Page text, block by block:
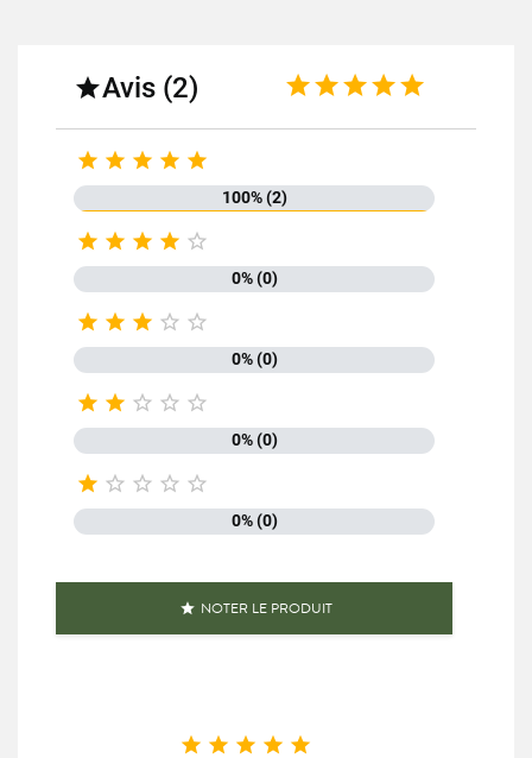
Avis (2)
    
100% (2)
    
0% (0)
    
0% (0)
    
0% (0)
    
0% (0)
 NOTER LE PRODUIT
    